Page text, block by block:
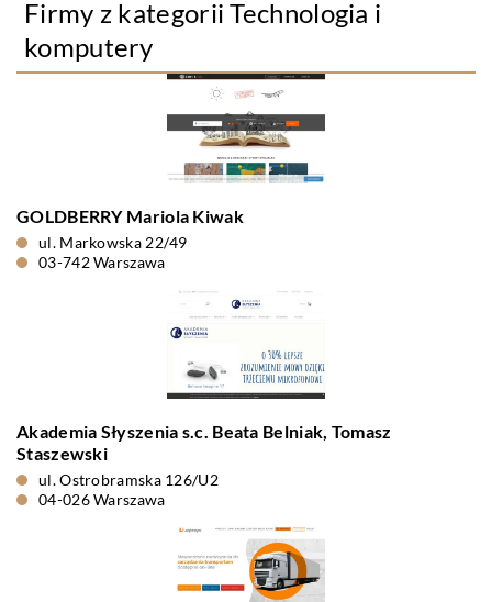
Firmy z kategorii Technologia i
komputery
GOLDBERRY Mariola Kiwak
ul. Markowska 22/49
03-742 Warszawa
Akademia Słyszenia s.c. Beata Belniak, Tomasz
Staszewski
ul. Ostrobramska 126/U2
04-026 Warszawa